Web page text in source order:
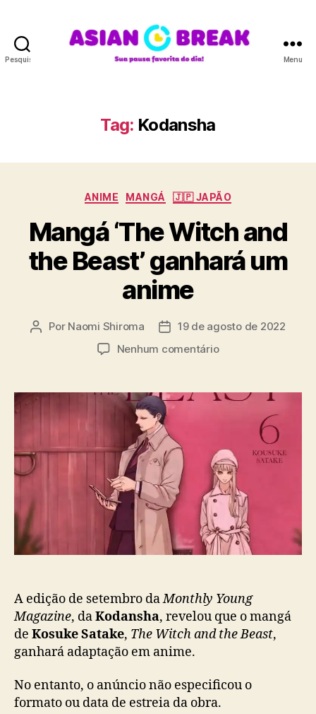
Pesquisar
A
N
R
A
Menu
Tag: Kodansha
C
t
e
g
o
r
i
a
s
ANIME MANGÁ 🇯🇵 JAPÃO
Mangá ‘The Witch and
the Beast’ ganhará um
anime
A
r
d
o
s
Por Naomi Shiroma
D
d
e
p
u
b
l
i
c
a
ç
ã
19 de agosto de 2022
Nenhum comentárioe
a
‘
T
h
i
t
a
n
d
B
e
A edição de setembro daMonthly Young
Magazine, daKodansha, revelou que o mangá
de Kosuke Satake, The Witch and the Beast,
ganhará adaptação em anime.
No entanto, o anúncio não especificou o
formato ou data de estreia da obra.